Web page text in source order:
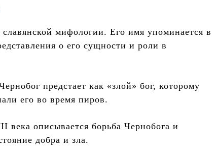
мифологии. Его имя упоминается в
о его сущности и роли в
предстает как «злой» бог, которому
его во время пиров.
описывается борьба Чернобога и
добра и зла.